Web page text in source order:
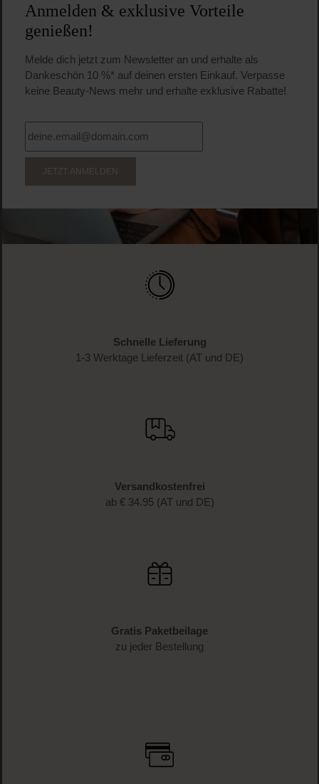
Anmelden & exklusive Vorteile
genießen!
Melde dich jetzt zum Newsletter an und erhalte als
Dankeschön 10 %* auf deinen ersten Einkauf. Verpasse
keine Beauty-News mehr und erhalte exklusive Rabatte!
JETZT ANMELDEN
Schnelle Lieferung
1-3 Werktage Lieferzeit (AT und DE)
Versandkostenfrei
ab € 34.95 (AT und DE)
Gratis Paketbeilage
zu jeder Bestellung